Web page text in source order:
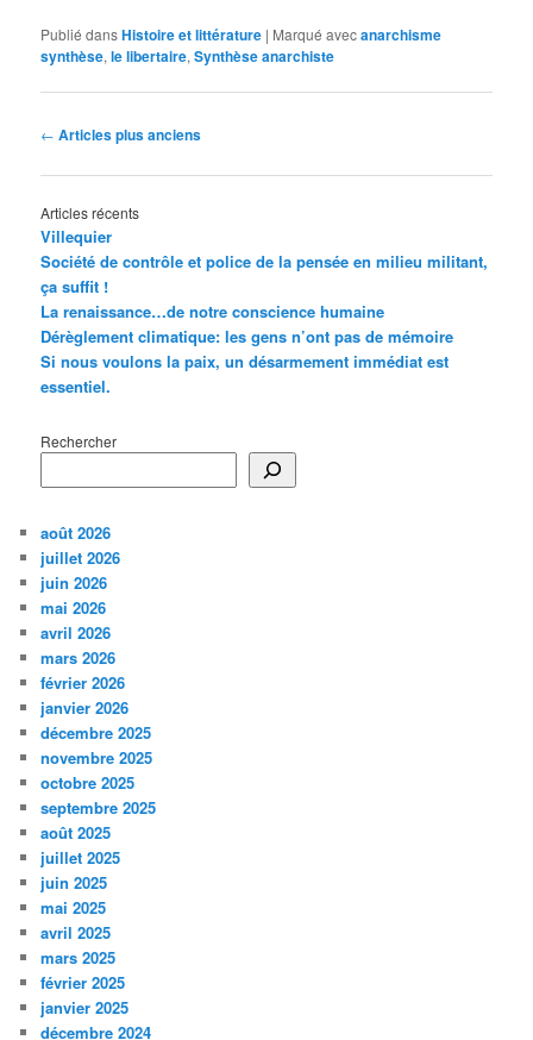
Publié dansHistoire et littérature | Marqué avecanarchisme
synthèse,le libertaire,Synthèse anarchiste
Navigation
articles
← Articles plus anciens
Articles récents
Villequier
Société de contrôle et police de la pensée en milieu militant,
ça suffit !
La renaissance…de notre conscience humaine
Dérèglement climatique: les gens n’ont pas de mémoire
Si nous voulons la paix, un désarmement immédiat est
essentiel.
Rechercher
août 2026
juillet 2026
juin 2026
mai 2026
avril 2026
mars 2026
février 2026
janvier 2026
décembre 2025
novembre 2025
octobre 2025
septembre 2025
août 2025
juillet 2025
juin 2025
mai 2025
avril 2025
mars 2025
février 2025
janvier 2025
décembre 2024